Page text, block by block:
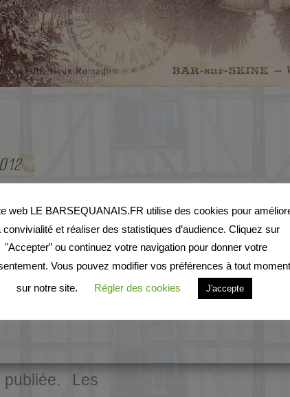
Les
web LE BARSEQUANAIS.FR utilise des cookies pour
convivialité et réaliser des statistiques d’audience. Cliquez sur
"Accepter” ou continuez votre navigation pour donner votre
Vous pouvez modifier vos préférences à tout moment
sur notre site.
Régler des cookies J'accepte